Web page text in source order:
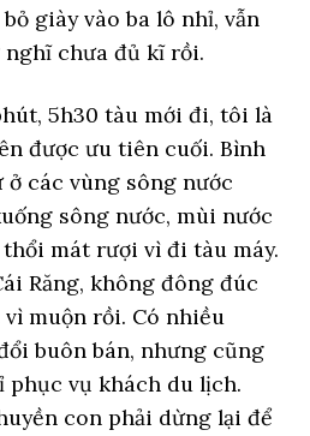
giày vào ba lô nhỉ, vẫn
nghĩ chưa đủ kĩ rồi.
5h30 tàu mới đi, tôi là
được ưu tiên cuối. Bình
các vùng sông nước
sông nước, mùi nước
mát rượi vì đi tàu máy.
Răng, không đông đúc
muộn rồi. Có nhiều
buôn bán, nhưng cũng
vụ khách du lịch.
con phải dừng lại để